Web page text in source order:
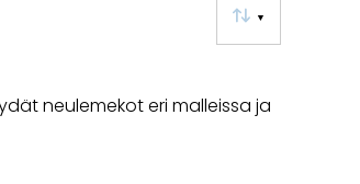
▼
neulemekot eri malleissa ja